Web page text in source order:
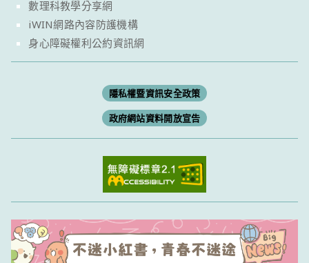
數理科教學分享網
iWIN網路內容防護機構
身心障礙權利公約資訊網
隱私權暨資訊安全政策
政府網站資料開放宣告